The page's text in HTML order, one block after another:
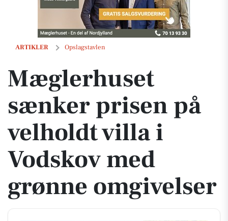
ARTIKLER Opslagstavlen
Mæglerhuset sænker prisen på velholdt villa i Vodskov med grønne
Mæglerhuset
sænker prisen på
velholdt villa i
Vodskov med
grønne omgivelser